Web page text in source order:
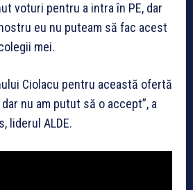
voturi pentru a intra în PE, dar
eu nu puteam să fac acest
mei.
Ciolacu pentru această ofertă
nu am putut să o accept”, a
liderul ALDE.